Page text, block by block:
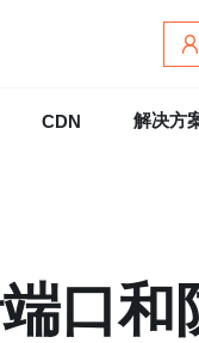
CDN 解决方
口和